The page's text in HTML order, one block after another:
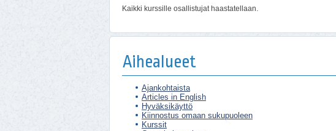
Kaikki kurssille osallistujat haastatellaan.
Aihealueet
Ajankohtaista
Articles in English
Hyväksikäyttö
Kiinnostus omaan sukupuoleen
Kurssit